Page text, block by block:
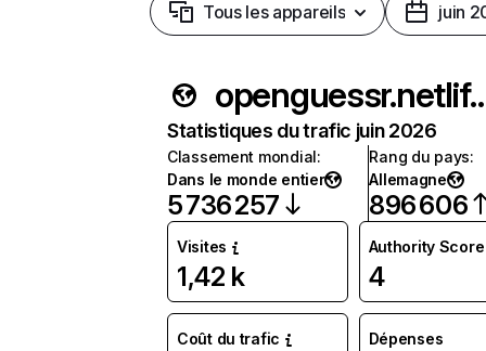
Tous les appareils juin
Statistiques du trafic juin 2026
Classement mondial:
Dans le monde entier
5 736 257
Rang du pays:
Allemagne
896 606
Visites
1,42 k
Authority Score
4
Coût du trafic
Dépenses